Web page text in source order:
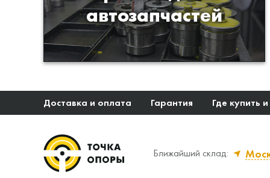
автозапчастей
эластомеров для подвески
автомобиля
Доставка и оплата Гарантия Где купить
Ближайший склад: